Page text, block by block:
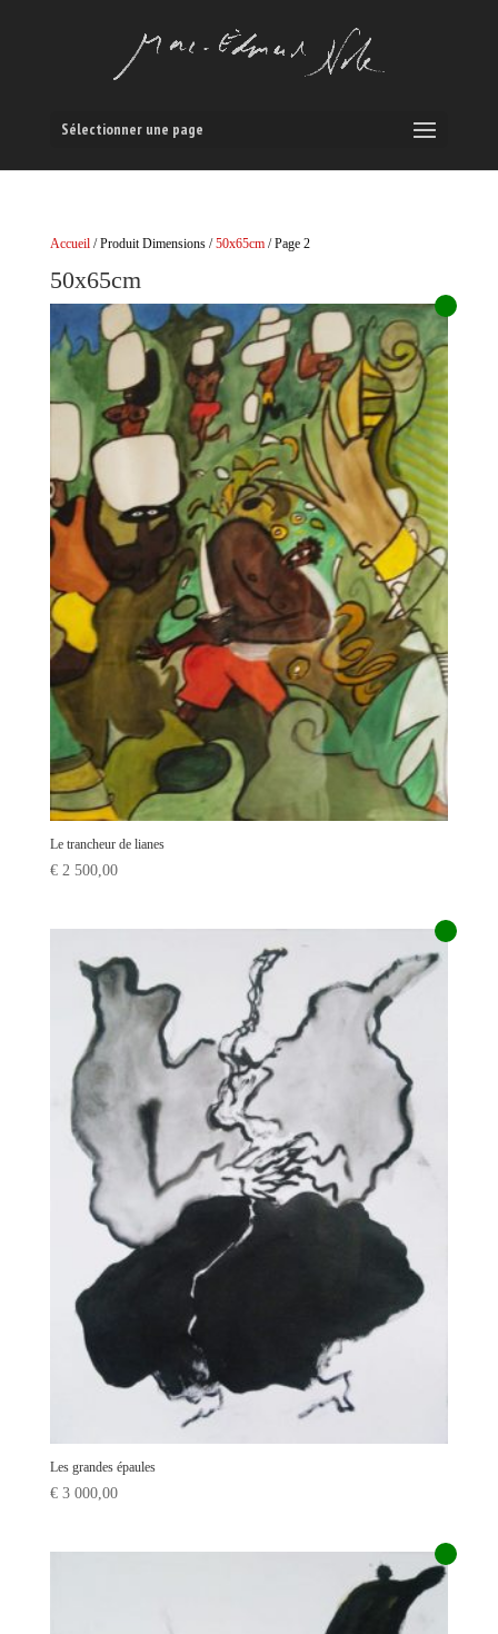
Sélectionner une page
Accueil/ Produit Dimensions /50x65cm/ Page 2
50x65cm
Le trancheur de lianes
€2 500,00
Les grandes épaules
€3 000,00